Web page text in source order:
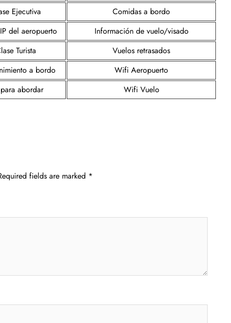
Ejecutiva
Comidas a bordo
del aeropuerto
Información de vuelo/visado
Turista
Vuelos retrasados
a bordo
Wifi Aeropuerto
abordar Wifi Vuelo
fields are marked *